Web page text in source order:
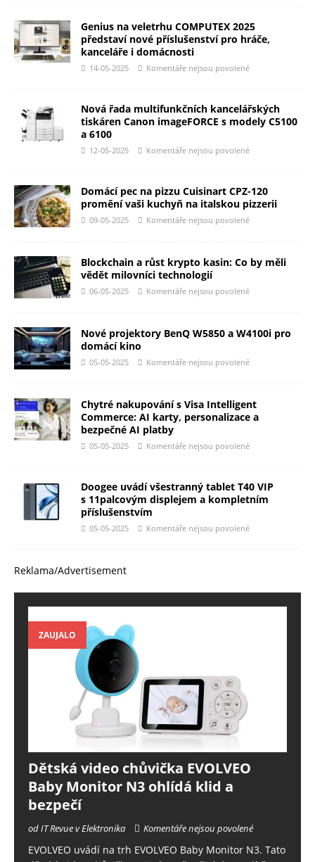
Genius na veletrhu COMPUTEX 2025
představí nové příslušenství pro hráče,
kanceláře i domácnosti
14-05-2025 Komentáře nejsou povolené
Nová řada multifunkčních kancelářských
tiskáren Canon imageFORCE s modely C5100
a 6100
12-05-2025 Komentáře nejsou povolené
Domácí pec na pizzu Cuisinart CPZ-120
promění vaši kuchyň na italskou pizzerii
09-05-2025 Komentáře nejsou povolené
Blockchain a růst krypto kasin: Co by měli
vědět milovníci technologií
06-05-2025 Komentáře nejsou povolené
Nové projektory BenQ W5850 a W4100i pro
domácí kino
05-05-2025 Komentáře nejsou povolené
Chytré nakupování s Visa Intelligent
Commerce: AI karty, personalizace a
bezpečné AI platby
05-05-2025 Komentáře nejsou povolené
Doogee uvádí všestranný tablet T40 VIP
s 11palcovým displejem a kompletním
příslušenstvím
05-05-2025 Komentáře nejsou povolené
Reklama/Advertisement
ZAUJALO
Dětská video chůvička EVOLVEO
Baby Monitor N3 ohlídá klid a
bezpečí
od IT Revue v Elektronika Komentáře nejsou povolené
EVOLVEO uvádí na trh EVOLVEO Baby Monitor N3. Tato